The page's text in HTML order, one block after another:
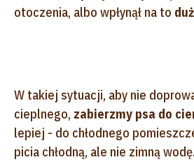
otoczenia, albo wpłynął na to
W takiej sytuacji, aby nie
cieplnego, zabierzmy psa do
lepiej - do chłodnego
picia chłodną, ale nie zimną